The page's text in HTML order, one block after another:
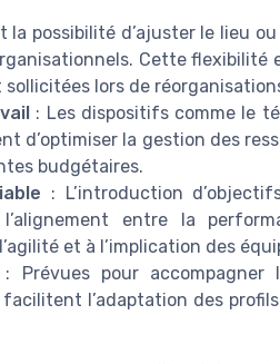
la possibilité d’ajuster le lieu
Cette
lors de
: Les dispositifs comme le
d’optimiser la gestion des
budgétaires.
: L’introduction
entre la
et à l’implication des
: Prévues pour
l’adaptation des